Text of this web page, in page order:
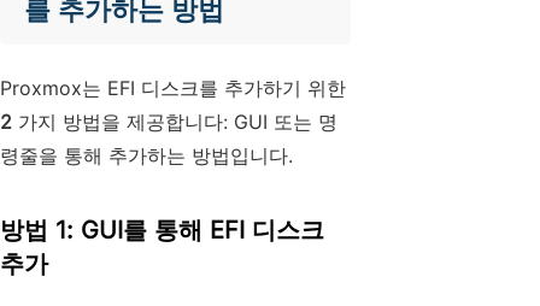
를 추가하는 방법
Proxmox는 EFI 디스크를 추가하기 위한
2 가지 방법을 제공합니다: GUI 또는 명
령줄을 통해 추가하는 방법입니다.
방법 1: GUI를 통해 EFI 디스크
추가